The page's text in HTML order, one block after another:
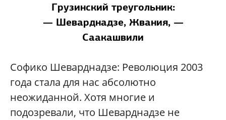
Грузинский треугольник:
— Шеварднадзе, Жвания, —
Саакашвили
Софико Шеварднадзе: Революция 2003
года стала для нас абсолютно
неожиданной. Хотя многие и
подозревали, что Шеварднадзе не